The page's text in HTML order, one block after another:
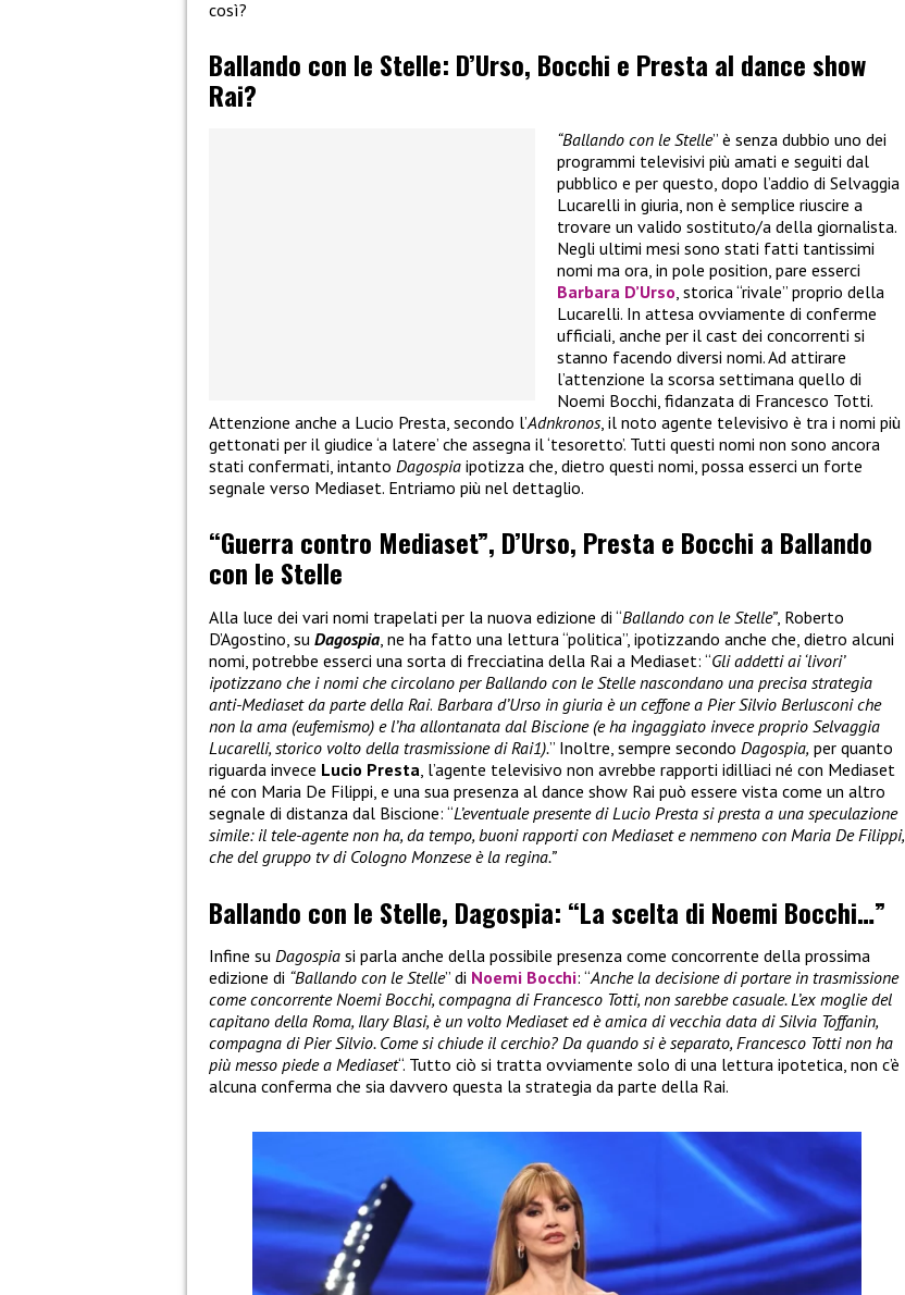
così?
Ballando con le Stelle: D’Urso, Bocchi e Presta al dance show
Rai?
“Ballando con le Stelle” è senza dubbio uno dei
programmi televisivi più amati e seguiti dal
pubblico e per questo, dopo l’addio di Selvaggia
Lucarelli in giuria, non è semplice riuscire a
trovare un valido sostituto/a della giornalista.
Negli ultimi mesi sono stati fatti tantissimi
nomi ma ora, in pole position, pare esserci
Barbara D’Urso, storica “rivale” proprio della
Lucarelli. In attesa ovviamente di conferme
ufficiali, anche per il cast dei concorrenti si
stanno facendo diversi nomi. Ad attirare
l’attenzione la scorsa settimana quello di
Noemi Bocchi, fidanzata di Francesco Totti.
Attenzione anche a Lucio Presta, secondo l’Adnkronos, il noto agente televisivo è tra i nomi più
gettonati per il giudice ‘a latere’ che assegna il ‘tesoretto’. Tutti questi nomi non sono ancora
stati confermati, intanto Dagospia ipotizza che, dietro questi nomi, possa esserci un forte
segnale verso Mediaset. Entriamo più nel dettaglio.
“Guerra contro Mediaset”, D’Urso, Presta e Bocchi a Ballando
con le Stelle
Alla luce dei vari nomi trapelati per la nuova edizione di “Ballando con le Stelle”, Roberto
D’Agostino, su Dagospia, ne ha fatto una lettura “politica”, ipotizzando anche che, dietro alcuni
nomi, potrebbe esserci una sorta di frecciatina della Rai a Mediaset: “Gli addetti ai ‘livori’
ipotizzano che i nomi che circolano per Ballando con le Stelle nascondano una precisa strategia
anti-Mediaset da parte della Rai. Barbara d’Urso in giuria è un ceffone a Pier Silvio Berlusconi che
non la ama (eufemismo) e l’ha allontanata dal Biscione (e ha ingaggiato invece proprio Selvaggia
Lucarelli, storico volto della trasmissione di Rai1).” Inoltre, sempre secondo Dagospia, per quanto
riguarda invece Lucio Presta, l’agente televisivo non avrebbe rapporti idilliaci né con Mediaset
né con Maria De Filippi, e una sua presenza al dance show Rai può essere vista come un altro
segnale di distanza dal Biscione: “L’eventuale presente di Lucio Presta si presta a una speculazione
simile: il tele-agente non ha, da tempo, buoni rapporti con Mediaset e nemmeno con Maria De Filippi,
che del gruppo tv di Cologno Monzese è la regina.”
Ballando con le Stelle, Dagospia: “La scelta di Noemi Bocchi…”
Infine su Dagospia si parla anche della possibile presenza come concorrente della prossima
edizione di “Ballando con le Stelle” di Noemi Bocchi: “Anche la decisione di portare in trasmissione
come concorrente Noemi Bocchi, compagna di Francesco Totti, non sarebbe casuale. L’ex moglie del
capitano della Roma, Ilary Blasi, è un volto Mediaset ed è amica di vecchia data di Silvia Toffanin,
compagna di Pier Silvio. Come si chiude il cerchio? Da quando si è separato, Francesco Totti non ha
più messo piede a Mediaset“. Tutto ciò si tratta ovviamente solo di una lettura ipotetica, non c’è
alcuna conferma che sia davvero questa la strategia da parte della Rai.